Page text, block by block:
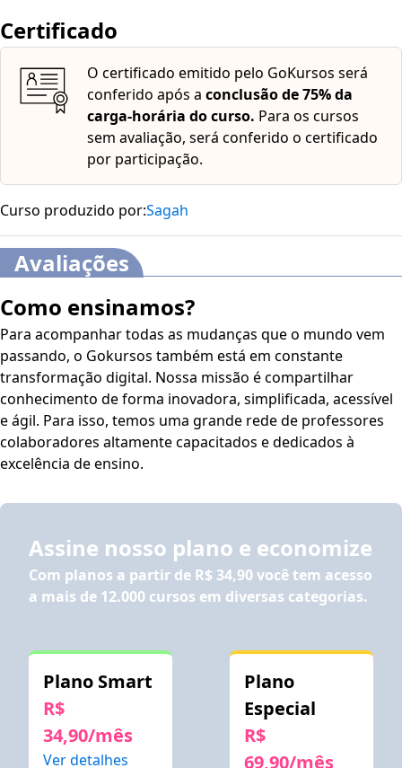
Certificado
O certificado emitido pelo GoKursos será
conferido após a conclusão de 75% da
carga-horária do curso. Para os cursos
sem avaliação, será conferido o certificado
por participação.
Curso produzido por:Sagah
Avaliações
Como ensinamos?
Para acompanhar todas as mudanças que o mundo vem
passando, o Gokursos também está em constante
transformação digital. Nossa missão é compartilhar
conhecimento de forma inovadora, simplificada, acessível
e ágil. Para isso, temos uma grande rede de professores
colaboradores altamente capacitados e dedicados à
excelência de ensino.
Assine nosso plano e economize
Com planos a partir de R$ 34,90você tem acesso
a mais de 12.000 cursos em diversas categorias.
Plano Smart
R$
34,90/mês
Ver detalhes
Plano
Especial
R$
69,90/mês